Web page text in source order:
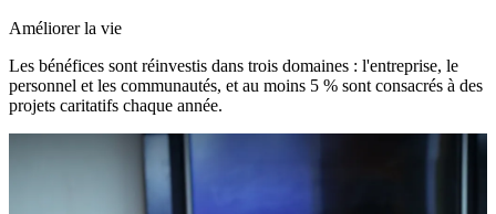
Améliorer la vie
Les bénéfices sont réinvestis dans trois domaines : l'entreprise, le
personnel et les communautés, et au moins 5 % sont consacrés à des
projets caritatifs chaque année.